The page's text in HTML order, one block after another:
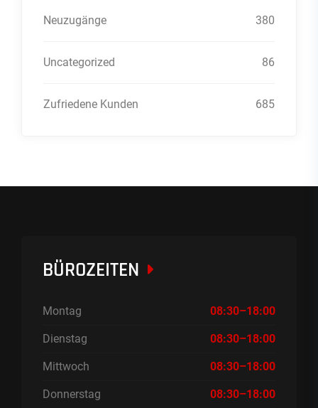
Neuzugänge 380
Uncategorized 86
Zufriedene Kunden 685
BÜROZEITEN
Montag 08:30–18:00
Dienstag 08:30–18:00
Mittwoch 08:30–18:00
Donnerstag 08:30–18:00